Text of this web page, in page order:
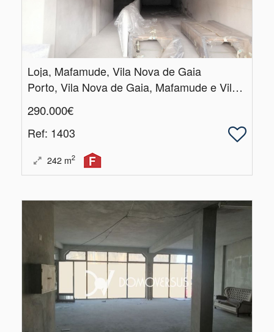
Loja, Mafamude, Vila Nova de Gaia
Porto, Vila Nova de Gaia, Mafamude e Vilar do Paraíso
290.000€
Ref: 1403
242 m2